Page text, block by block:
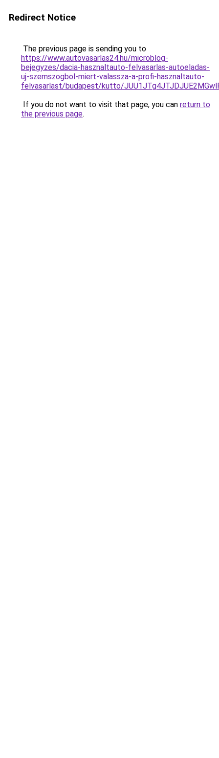
Redirect Notice
The previous page is sending you to
https://www.autovasarlas24.hu/microblog-
bejegyzes/dacia-hasznaltauto-felvasarlas-autoeladas-
uj-szemszogbol-miert-valassza-a-profi-hasznaltauto-
felvasarlast/budapest/kutto/
If you do not want to visit that page, you can return to
the previous page.